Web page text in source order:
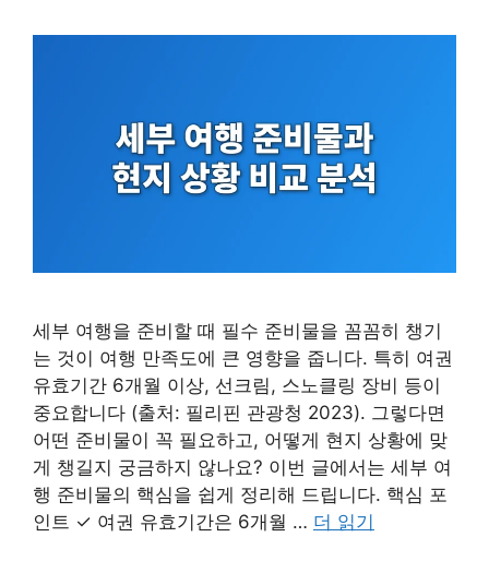
세부 여행을 준비할 때 필수 준비물을 꼼꼼히 챙기
는 것이 여행 만족도에 큰 영향을 줍니다. 특히 여권
유효기간 6개월 이상, 선크림, 스노클링 장비 등이
중요합니다 (출처: 필리핀 관광청 2023). 그렇다면
어떤 준비물이 꼭 필요하고, 어떻게 현지 상황에 맞
게 챙길지 궁금하지 않나요? 이번 글에서는 세부 여
행 준비물의 핵심을 쉽게 정리해 드립니다. 핵심 포
인트 ✓ 여권 유효기간은 6개월 … 더 읽기